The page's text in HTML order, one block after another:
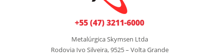
+55 (47) 3211-6000
Metalúrgica Skymsen Ltda
Rodovia Ivo Silveira, 9525 – Volta Grande